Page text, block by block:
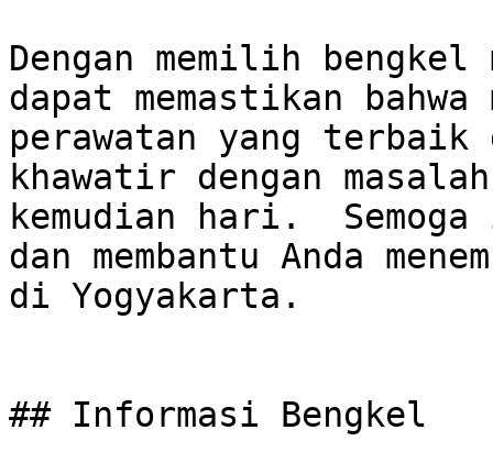
Dengan memilih
dapat memastikan
perawatan yang
khawatir dengan
kemudian hari.
dan membantu Anda
di Yogyakarta.
## Informasi Bengkel